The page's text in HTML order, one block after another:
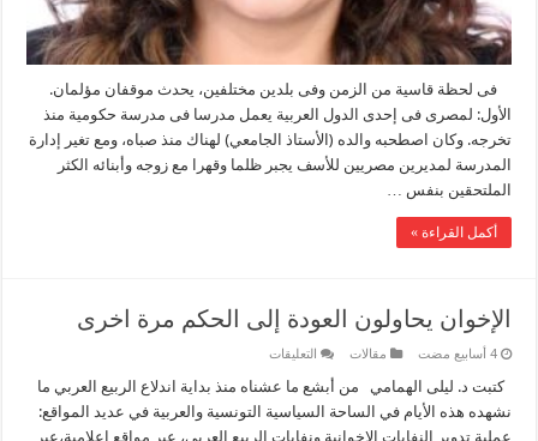
فى لحظة قاسية من الزمن وفى بلدين مختلفين، يحدث موقفان مؤلمان.
الأول: لمصرى فى إحدى الدول العربية يعمل مدرسا فى مدرسة حكومية منذ
تخرجه. وكان اصطحبه والده (الأستاذ الجامعي) لهناك منذ صباه، ومع تغير إدارة
المدرسة لمديرين مصريين للأسف يجبر ظلما وقهرا مع زوجه وأبنائه الكثر
الملتحقين بنفس …
أكمل القراءة »
الإخوان يحاولون العودة إلى الحكم مرة اخرى
‏4 أسابيع مضت مقالات التعليقات
يحاولون
إلى
الحكم
كتبت د. ليلى الهمامي من أبشع ما عشناه منذ بداية اندلاع الربيع العربي ما
نشهده هذه الأيام في الساحة السياسية التونسية والعربية في عديد المواقع:
عملية تدوير النفايات الاخوانية ونفايات الربيع العربي، عبر مواقع إعلامية،عبر